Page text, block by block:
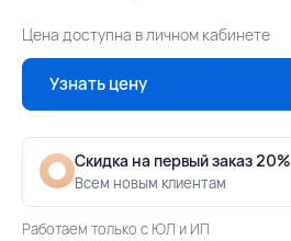
Цена доступна в личном кабинете
Узнать цену
Скидка на первый заказ 20%
Всем новым клиентам
Работаем только с ЮЛ и ИП